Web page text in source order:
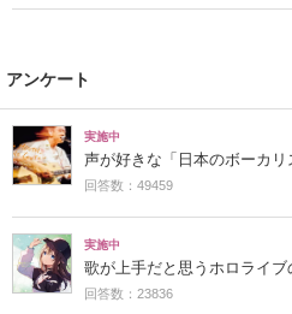
アンケート
実施中
声が好きな「日本のボーカリ
回答数：49459
実施中
歌が上手だと思うホロライブ
回答数：23836